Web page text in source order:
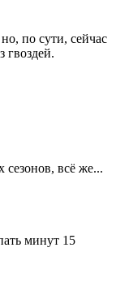
по сути, сейчас
гвоздей.
сезонов, всё же...
минут 15